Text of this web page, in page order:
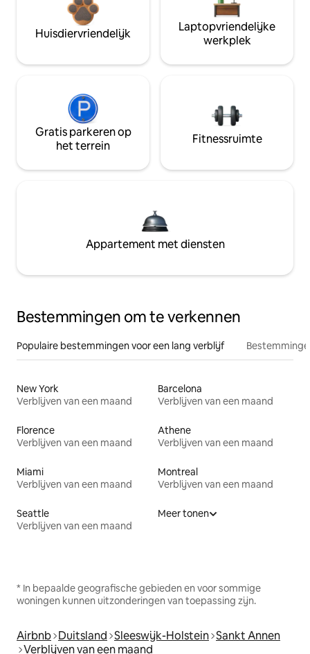
Huisdiervriendelijk
Laptopvriendelijke
werkplek
Gratis parkeren op
het terrein
Fitnessruimte
Appartement met diensten
Bestemmingen om te verkennen
Populaire bestemmingen voor een lang verblijf
New York
Verblijven van een maand
Barcelona
Verblijven van een maand
Florence
Verblijven van een maand
Athene
Verblijven van een maand
Miami
Verblijven van een maand
Montreal
Verblijven van een maand
Seattle
Verblijven van een maand
Meer tonen
* In bepaalde geografische gebieden en voor sommige
woningen kunnen uitzonderingen van toepassing zijn.
Airbnb Duitsland Sleeswijk-Holstein Sankt Annen
Verblijven van een maand